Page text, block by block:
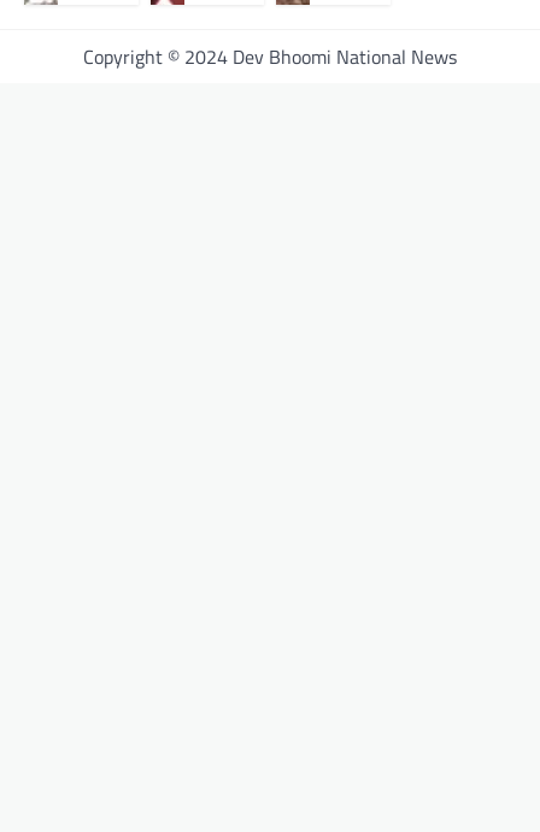
Copyright © 2024 Dev Bhoomi National News